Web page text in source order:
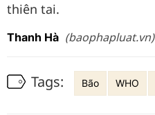
thiên tai.
Thanh Hà (baophapluat.vn)
Tags: Bão WHO